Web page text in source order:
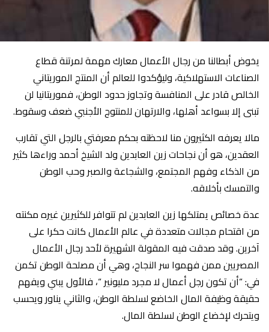
يخوض أبطالنا من رجال الأعمال معارك مهمة لمرتنة قطاع
الصناعات الاستهلاكية، وليؤكدوا للعالم أن المنتج الموريتاني
الخالص قادر على المنافسة وتجاوز حدود الوطن، فموريتانيا لن
تبنى إلا بسواعد أهلها، والارتهان للمنتوج الأجنبي ضعف وسقوط.
مالا يعرفه الكثيرون منا لاحظته بحكم معرفتي بالرجل التي تقارب
العقدين، هو أن نجاحات زين العابدين ولد الشيخ أحمد وراءها كثير
من الذكاء وفهم المجتمع، والشجاعة والصبر وحب الوطن
والتمسك بأخلاقه.
عدة خصائص يمتلكها زين العابدين لم تتوافر للكثيرين غيره مكنته
من اقتحام مجالات متعددة في عالم الأعمال كانت حكرا على
آخرين. وقد صدقت فيه المقولة الشهيرة لأحد رجال الأعمال
المصريين ممن فهموا سر النجاح، وهي أن مصلحة الوطن تكمن
في: “أن تكون رجل أعمال لا مجرد مليونير “، فالأول يبني ويفهم
حقيقة وظيفة المال الخاضع لسلطة الوطن، والثاني يناور ويحسب
ويتحرك لإخضاع الوطن لسلطة المال.